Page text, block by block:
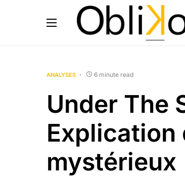
ANALYSES 6 minute read
Under The
Explication
mystérieux